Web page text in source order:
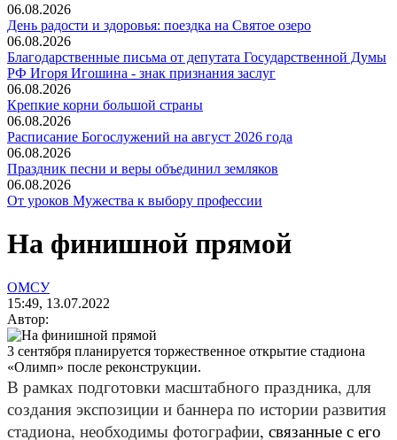
06.08.2026
День радости и здоровья: поездка на Святое озеро
06.08.2026
Благодарственные письма от депутата Государственной Думы
РФ Игоря Игошина - знак признания заслуг
06.08.2026
Крепкие корни большой страны
06.08.2026
Расписание Богослужений на август 2026 года
06.08.2026
Праздник песни и веры объединил земляков
06.08.2026
От уроков Мужества к выбору профессии
На финишной прямой
ОМСУ
15:49, 13.07.2022
Автор:
3 сентября планируется торжественное открытие стадиона
«Олимп» после реконструкции.
В рамках подготовки масштабного праздника, для
создания экспозиции и баннера по истории развития
стадиона, необходимы фотографии, связанные с его